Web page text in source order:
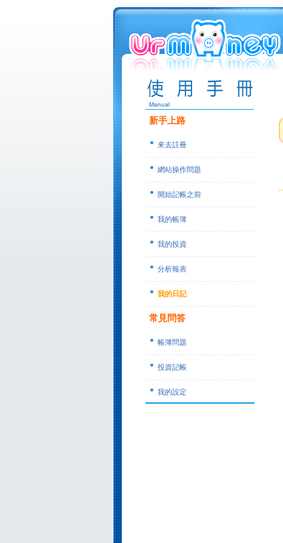
新手上路
來去註冊
網站操作問題
開始記帳之前
我的帳簿
我的投資
分析報表
我的日記
常見問答
帳簿問題
投資記帳
我的設定